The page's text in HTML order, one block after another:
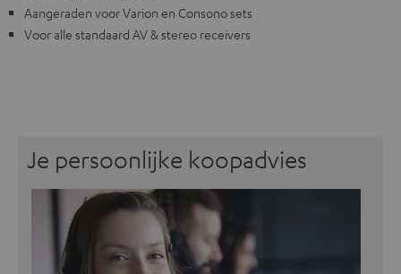
Aangeraden voor Varion en Consono sets
Voor alle standaard AV & stereo receivers
Je persoonlijke koopadvies